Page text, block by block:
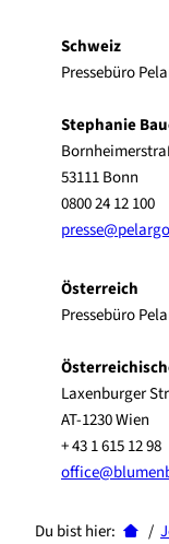
Schweiz
Pressebüro
Stephanie
53111 Bonn
0800 24 12 100
Österreich
Pressebüro
Laxenburger
AT-1230 Wien
+ 43 1 615 12 98
Du bist hier: /